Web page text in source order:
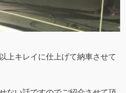
上キレイに仕上げて納車させて